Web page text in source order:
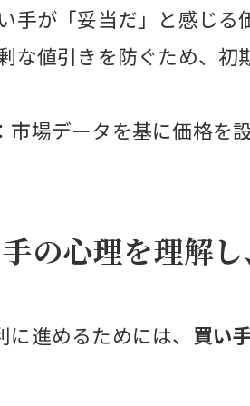
手が「妥当だ」と感じ
な値引きを防ぐため、初
：市場データを基に価格を
の心理を理解
進めるためには、 買い